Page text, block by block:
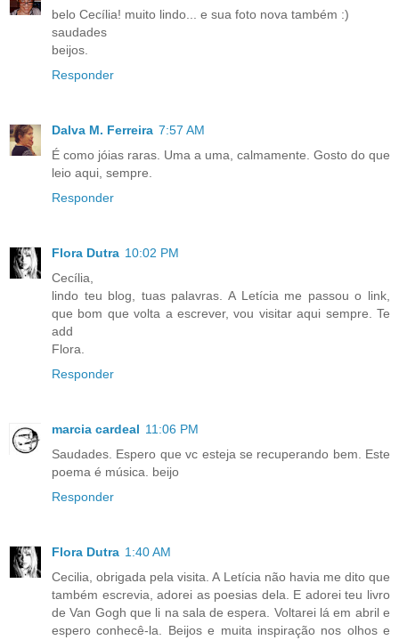
belo Cecília! muito lindo... e sua foto nova também :)
saudades
beijos.
Responder
Dalva M. Ferreira 7:57 AM
É como jóias raras. Uma a uma, calmamente. Gosto do que
leio aqui, sempre.
Responder
Flora Dutra 10:02 PM
Cecília,
lindo teu blog, tuas palavras. A Letícia me passou o link,
que bom que volta a escrever, vou visitar aqui sempre. Te
add
Flora.
Responder
marcia cardeal 11:06 PM
Saudades. Espero que vc esteja se recuperando bem. Este
poema é música. beijo
Responder
Flora Dutra 1:40 AM
Cecilia, obrigada pela visita. A Letícia não havia me dito que
também escrevia, adorei as poesias dela. E adorei teu livro
de Van Gogh que li na sala de espera. Voltarei lá em abril e
espero conhecê-la. Beijos e muita inspiração nos olhos e